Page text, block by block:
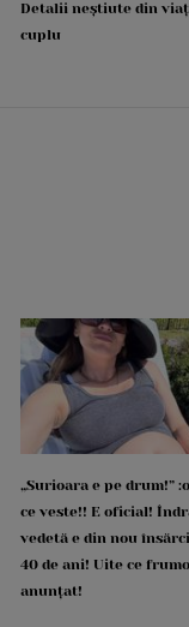
Detalii neștiute din
cuplu
„Surioara e pe drum!”
ce veste!! E oficial!
vedetă e din nou
40 de ani! Uite ce
anunțat!